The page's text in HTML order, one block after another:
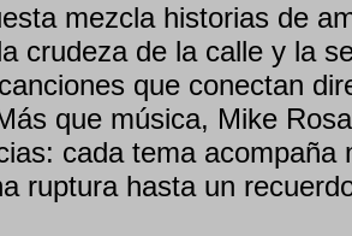
mezcla historias de
crudeza de la calle y la
que conectan
que música, Mike
cada tema acompaña
ruptura hasta un